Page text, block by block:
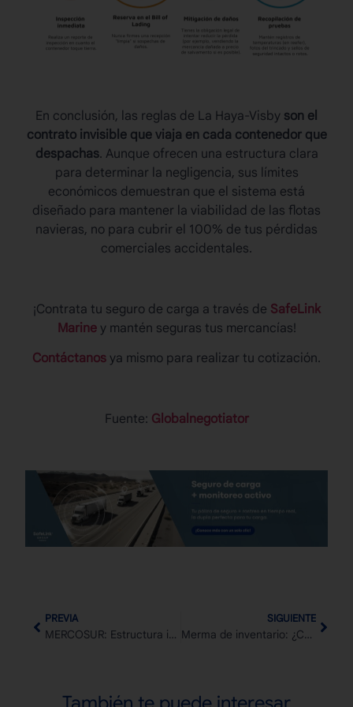
En conclusión, las reglas de La Haya-Visby son el
contrato invisible que viaja en cada contenedor que
despachas. Aunque ofrecen una estructura clara
para determinar la negligencia, sus límites
económicos demuestran que el sistema está
diseñado para mantener la viabilidad de las flotas
navieras, no para cubrir el 100% de tus pérdidas
comerciales accidentales.
¡Contrata tu seguro de carga a través de SafeLink
Mariney mantén seguras tus mercancías!
Contáctanos ya mismo para realizar tu cotización.
Fuente: Globalnegotiator
PREVIA
MERCOSUR: Estructura institucional y beneficios para el comercio regional
SIGUIENTE
Merma de inventario: ¿Cómo reducir pérdidas y mejorar la rentabilidad?